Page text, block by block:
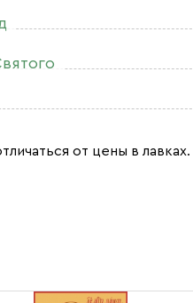
от цены в лавках.